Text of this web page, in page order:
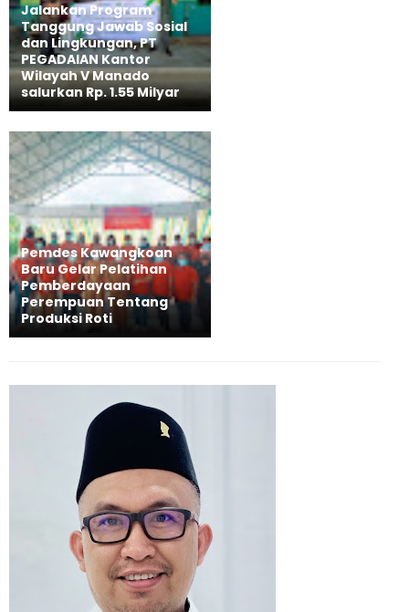
Jalankan Program
Tanggung Jawab Sosial
dan Lingkungan, PT
PEGADAIAN Kantor
Wilayah V Manado
salurkan Rp. 1.55 Milyar
Pemdes Kawangkoan
Baru Gelar Pelatihan
Pemberdayaan
Perempuan Tentang
Produksi Roti